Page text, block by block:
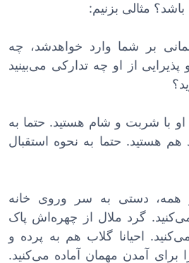
مثالی بزنیم:
بر شما وارد خواهدشد، چه
از او چه تدارکی می‌بینید
او با شربت و شام هستید. حتما به
هستید. حتما به نحوه استقبال
دستی به سر وروی خانه
گرد ملال از چهره‌اش پاک
احیانا گلاب هم به پرده و
برای آمدن مهمان آماده می‌کنید.